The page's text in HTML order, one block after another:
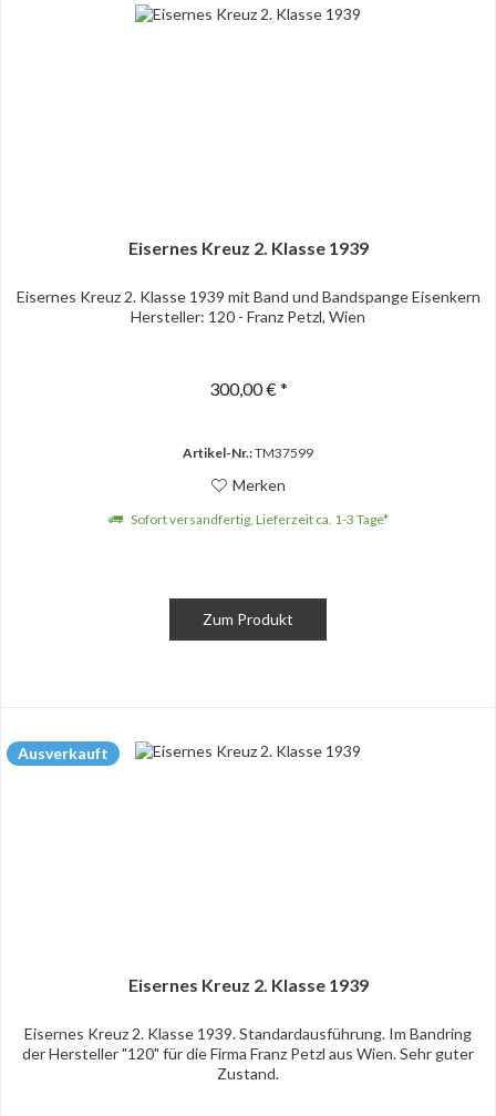
Eisernes Kreuz 2. Klasse 1939
Eisernes Kreuz 2. Klasse 1939 mit Band und Bandspange Eisenkern
Hersteller: 120 - Franz Petzl, Wien
300,00 € *
Artikel-Nr.:TM37599
Merken
Sofort versandfertig, Lieferzeit ca. 1-3 Tage*
Zum Produkt
Ausverkauft
Eisernes Kreuz 2. Klasse 1939
Eisernes Kreuz 2. Klasse 1939. Standardausführung. Im Bandring
der Hersteller "120" für die Firma Franz Petzl aus Wien. Sehr guter
Zustand.